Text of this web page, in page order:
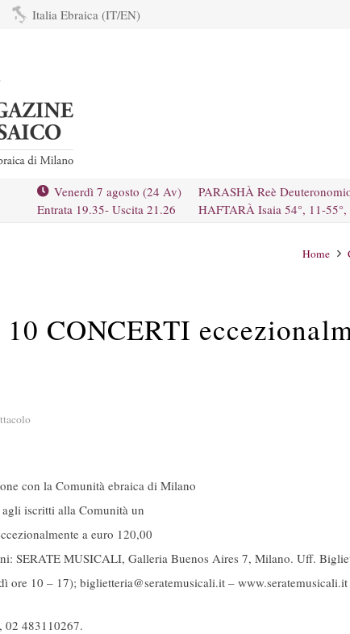
Italia Ebraica (IT/EN)
Venerdì 7 agosto (24 Av)
Entrata 19.35- Uscita 21.26
PARASHÀ Reè
HAFTARÀ Isaia 54°, 11-55°,
Home
CONCERTI
con la Comunità ebraica di Milano
iscritti alla Comunità un
a euro 120,00
SERATE MUSICALI, Galleria Buenos Aires 7, Milano. Uff.
ore 10 – 17); biglietteria@seratemusicali.it – www.seratemusicali.it
02 483110267.